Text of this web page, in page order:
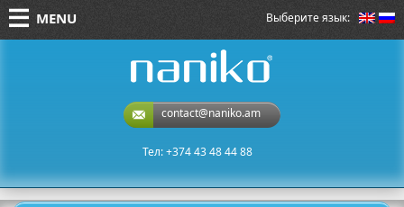
Выберите язык:
MENU
contact@naniko.am
Тел: +374 43 48 44 88